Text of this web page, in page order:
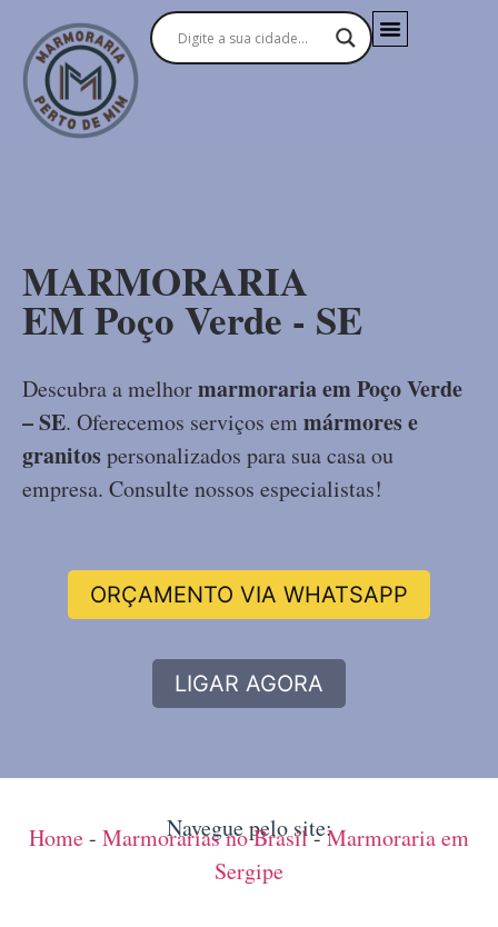
MARMORARIA
EM Poço Verde - SE
Descubra a melhormarmoraria em Poço Verde
– SE. Oferecemos serviços em mármores e
granitos personalizados para sua casa ou
empresa. Consulte nossos especialistas!
ORÇAMENTO VIA WHATSAPP
LIGAR AGORA
Navegue pelo site:
Home- Marmorarias no Brasil-Marmoraria em
Sergipe